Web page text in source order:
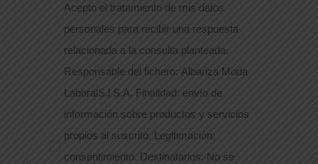
Acepto el tratamiento de mis datos
personales para recibir una respuesta
relacionada a la consulta planteada.
Responsable del fichero: Albariza Moda
LaboralS.l S.A. Finalidad: envío de
información sobre productos y servicios
propios al suscrito. Legitimación:
consentimiento. Destinatarios: No se